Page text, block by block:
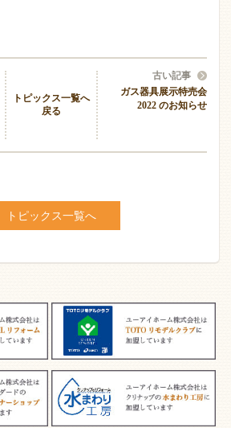
トピックス一覧へ
戻る
古い記事
ガス器具展示特売会
2022 のお知らせ
トピックス一覧へ